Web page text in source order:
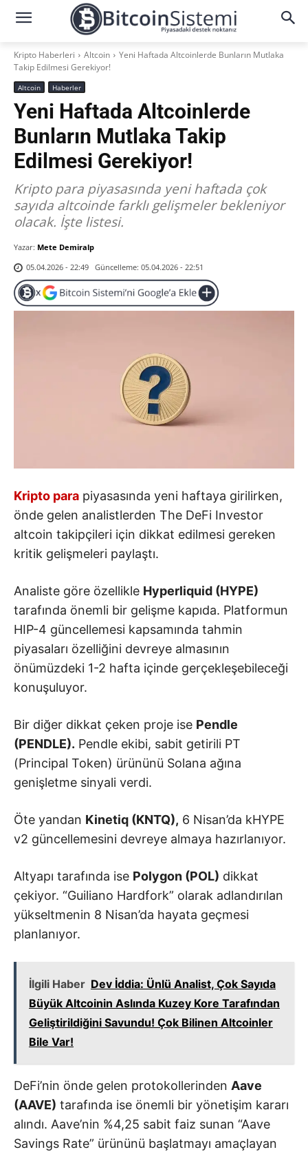
Kripto Haberleri Altcoin
Yeni Haftada Altcoinlerde Bunların Mutlaka
Takip Edilmesi Gerekiyor!
Altcoin Haberler
Yeni Haftada Altcoinlerde
Bunların Mutlaka Takip
Edilmesi Gerekiyor!
Kripto para piyasasında yeni haftada çok
sayıda altcoinde farklı gelişmeler bekleniyor
olacak. İşte listesi.
Yazar: Mete Demiralp
05.04.2026 - 22:49 Güncelleme: 05.04.2026 - 22:51
Kripto para piyasasında yeni haftaya girilirken,
önde gelen analistlerden The DeFi Investor
altcoin takipçileri için dikkat edilmesi gereken
kritik gelişmeleri paylaştı.
Analiste göre özellikle Hyperliquid (HYPE)
tarafında önemli bir gelişme kapıda. Platformun
HIP-4 güncellemesi kapsamında tahmin
piyasaları özelliğini devreye almasının
önümüzdeki 1-2 hafta içinde gerçekleşebileceği
konuşuluyor.
Bir diğer dikkat çeken proje ise Pendle
(PENDLE). Pendle ekibi, sabit getirili PT
(Principal Token) ürününü Solana ağına
genişletme sinyali verdi.
Öte yandan Kinetiq (KNTQ), 6 Nisan’da kHYPE
v2 güncellemesini devreye almaya hazırlanıyor.
Altyapı tarafında ise Polygon (POL) dikkat
çekiyor. “Guiliano Hardfork” olarak adlandırılan
yükseltmenin 8 Nisan’da hayata geçmesi
planlanıyor.
İlgili Haber Dev İddia: Ünlü Analist, Çok Sayıda
Büyük Altcoinin Aslında Kuzey Kore Tarafından
Geliştirildiğini Savundu! Çok Bilinen Altcoinler
Bile Var!
DeFi’nin önde gelen protokollerinden Aave
(AAVE) tarafında ise önemli bir yönetişim kararı
alındı. Aave’nin %4,25 sabit faiz sunan “Aave
Savings Rate” ürününü başlatmayı amaçlayan